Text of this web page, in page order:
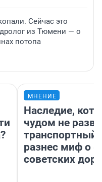
Сейчас это
из Тюмени — о
потопа
МНЕНИЕ
Наследие,
чудом не
транспортный
разнес миф о
советских